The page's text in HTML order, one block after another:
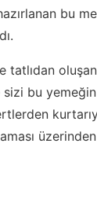
bu
tatlıdan
bu